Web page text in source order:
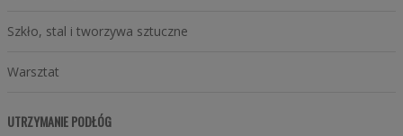
Szkło, stal i tworzywa sztuczne
Warsztat
UTRZYMANIE PODŁÓG